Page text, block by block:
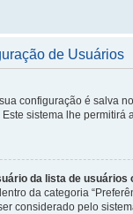
de Usuários
configuração é salva
sistema lhe permitirá
da lista de usuários
da categoria
considerado pelo